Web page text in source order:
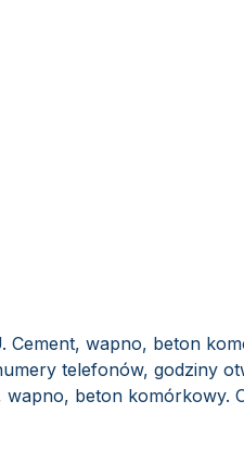
Cement, wapno, beton
telefonów, godziny
beton komórkowy.